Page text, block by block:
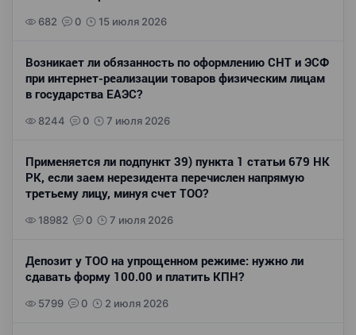
682 0 15 июля 2026
Возникает ли обязанность по оформлению СНТ и ЭСФ
при интернет-реализации товаров физическим лицам
в государства ЕАЭС?
8244 0 7 июля 2026
Применяется ли подпункт 39) пункта 1 статьи 679 НК
РК, если заем нерезидента перечислен напрямую
третьему лицу, минуя счет ТОО?
18982 0 7 июля 2026
Депозит у ТОО на упрощенном режиме: нужно ли
сдавать форму 100.00 и платить КПН?
5799 0 2 июля 2026